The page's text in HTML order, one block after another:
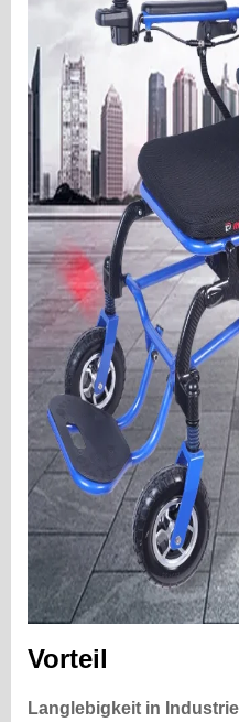
Vorteil
Langlebigkeit in